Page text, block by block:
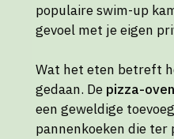
populaire swim-up
gevoel met je eigen
Wat het eten betreft
gedaan. De pizza-oven
een geweldige
pannenkoeken die ter